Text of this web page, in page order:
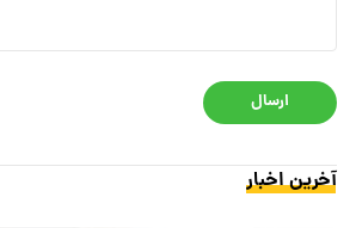
ارسال
آخرین اخبار